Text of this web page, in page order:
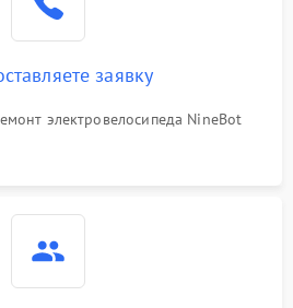
заявку
электровелосипеда NineBot